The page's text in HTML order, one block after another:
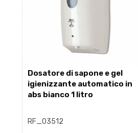
dosatore di sapone e gel
igienizzante automatico in
abs bianco 1 litro
RF_03512